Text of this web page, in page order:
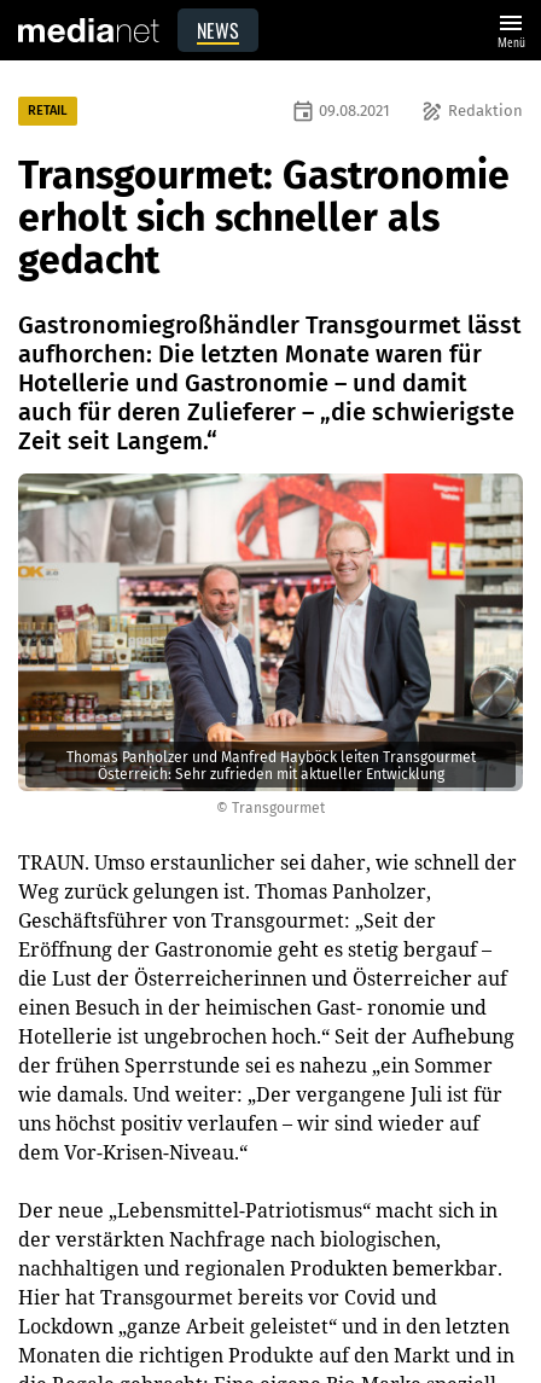
NEWS menu
Menü
© Transgourmet
Thomas Panholzer und Manfred Hayböck leiten Transgourmet
Österreich: Sehr zufrieden mit aktueller Entwicklung
RETAIL draw Redaktion
event 09.08.2021
Transgourmet: Gastronomie
erholt sich schneller als
gedacht
Gastronomiegroßhändler Transgourmet lässt
aufhorchen: Die letzten Monate waren für
Hotellerie und Gastronomie – und damit
auch für deren Zulieferer – „die schwierigste
Zeit seit Langem.“
TRAUN. Umso erstaunlicher sei daher, wie schnell der
Weg zurück gelungen ist. Thomas Panholzer,
Geschäftsführer von Transgourmet: „Seit der
Eröffnung der Gastronomie geht es stetig bergauf –
die Lust der Österreicherinnen und Österreicher auf
einen Besuch in der heimischen Gast- ronomie und
Hotellerie ist ungebrochen hoch.“ Seit der Aufhebung
der frühen Sperrstunde sei es nahezu „ein Sommer
wie damals. Und weiter: „Der vergangene Juli ist für
uns höchst positiv verlaufen – wir sind wieder auf
dem Vor-Krisen-Niveau.“
Der neue „Lebensmittel-Patriotismus“ macht sich in
der verstärkten Nachfrage nach biologischen,
nachhaltigen und regionalen Produkten bemerkbar.
Hier hat Transgourmet bereits vor Covid und
Lockdown „ganze Arbeit geleistet“ und in den letzten
Monaten die richtigen Produkte auf den Markt und in